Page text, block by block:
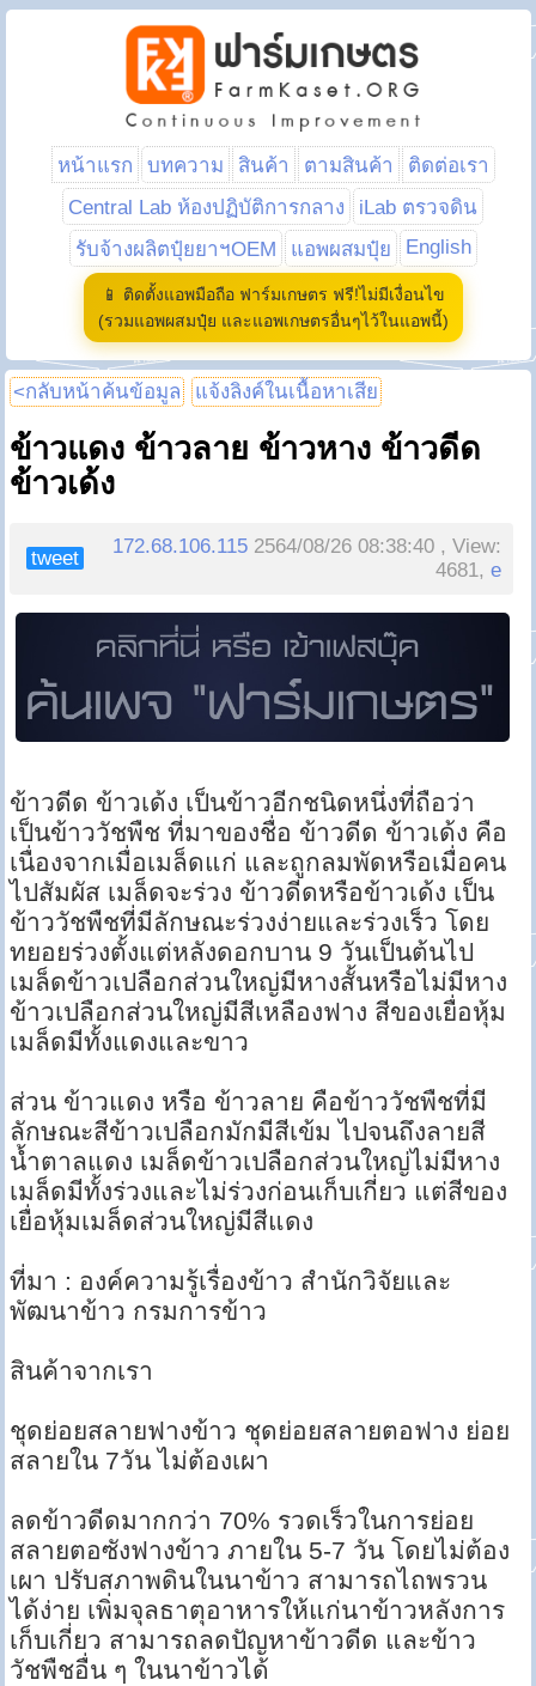
หน้าแรก บทความ สินค้า ตามสินค้า
ติดต่อเรา
Central Lab ห้องปฏิบัติการกลาง
iLab ตรวจดิน
รับจ้างผลิตปุ๋ยยาฯOEM
แอพผสมปุ๋ย English
📱 ติดตั้งแอพมือถือ ฟาร์มเกษตร ฟรี!ไม่มีเงื่อนไข
(รวมแอพผสมปุ๋ย และแอพเกษตรอื่นๆไว้ในแอพนี้)
<กลับหน้าค้นข้อมูล แจ้งลิงค์ในเนื้อหาเสีย
ข้าวแดง ข้าวลาย ข้าวหาง ข้าวดีด
ข้าวเด้ง
tweet
172.68.106.115 2564/08/26 08:38:40 , View:
4681,e
ข้าวดีด ข้าวเด้ง เป็นข้าวอีกชนิดหนึ่งที่ถือว่า
เป็นข้าววัชพืช ที่มาของชื่อ ข้าวดีด ข้าวเด้ง คือ
เนื่องจากเมื่อเมล็ดแก่ และถูกลมพัดหรือเมื่อคน
ไปสัมผัส เมล็ดจะร่วง ข้าวดีดหรือข้าวเด้ง เป็น
ข้าววัชพืชที่มีลักษณะร่วงง่ายและร่วงเร็ว โดย
ทยอยร่วงตั้งแต่หลังดอกบาน 9 วันเป็นต้นไป
เมล็ดข้าวเปลือกส่วนใหญ่มีหางสั้นหรือไม่มีหาง
ข้าวเปลือกส่วนใหญ่มีสีเหลืองฟาง สีของเยื่อหุ้ม
เมล็ดมีทั้งแดงและขาว
ส่วน ข้าวแดง หรือ ข้าวลาย คือข้าววัชพืชที่มี
ลักษณะสีข้าวเปลือกมักมีสีเข้ม ไปจนถึงลายสี
น้ำตาลแดง เมล็ดข้าวเปลือกส่วนใหญ่ไม่มีหาง
เมล็ดมีทั้งร่วงและไม่ร่วงก่อนเก็บเกี่ยว แต่สีของ
เยื่อหุ้มเมล็ดส่วนใหญ่มีสีแดง
ที่มา : องค์ความรู้เรื่องข้าว สำนักวิจัยและ
พัฒนาข้าว กรมการข้าว
สินค้าจากเรา
ชุดย่อยสลายฟางข้าว ชุดย่อยสลายตอฟาง ย่อย
สลายใน 7วัน ไม่ต้องเผา
ลดข้าวดีดมากกว่า 70% รวดเร็วในการย่อย
สลายตอซังฟางข้าว ภายใน 5-7 วัน โดยไม่ต้อง
เผา ปรับสภาพดินในนาข้าว สามารถไถพรวน
ได้ง่าย เพิ่มจุลธาตุอาหารให้แก่นาข้าวหลังการ
เก็บเกี่ยว สามารถลดปัญหาข้าวดีด และข้าว
วัชพืชอื่น ๆ ในนาข้าวได้